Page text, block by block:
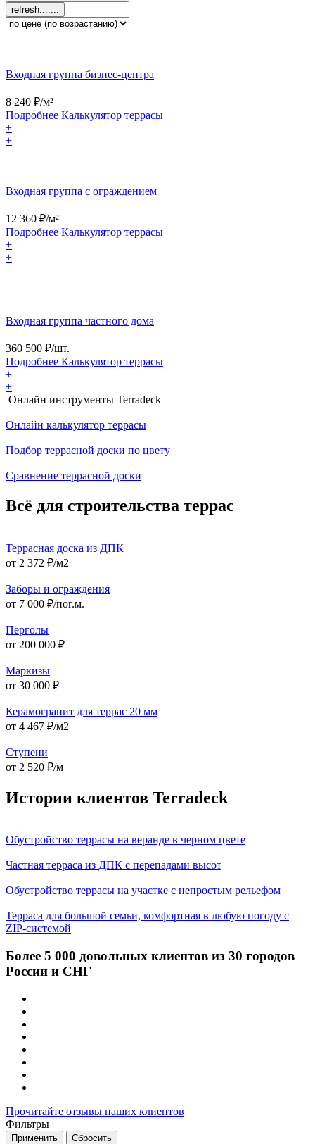
Входная группа бизнес‑центра
8 240 ₽/м²
Подробнее Калькулятор террасы
+
+
Входная группа с ограждением
12 360 ₽/м²
Подробнее Калькулятор террасы
+
+
Входная группа частного дома
360 500 ₽/шт.
Подробнее Калькулятор террасы
+
+
Онлайн инструменты Terradeck
Онлайн калькулятор террасы
Подбор террасной доски по цвету
Сравнение террасной доски
Всё для строительства террас
Террасная доска из ДПК
от 2 372 ₽/м2
Заборы и ограждения
от 7 000 ₽/пог.м.
Перголы
от 200 000 ₽
Маркизы
от 30 000 ₽
Керамогранит для террас 20 мм
от 4 467 ₽/м2
Ступени
от 2 520 ₽/м
Истории клиентов Terradeck
Обустройство террасы на веранде в черном цвете
Частная терраса из ДПК с перепадами высот
Обустройство террасы на участке с непростым рельефом
Терраса для большой семьи, комфортная в любую погоду с
ZIP-системой
Более 5 000 довольных клиентов из 30 городов
России и СНГ
Прочитайте отзывы наших клиентов
Фильтры
Применить Сбросить